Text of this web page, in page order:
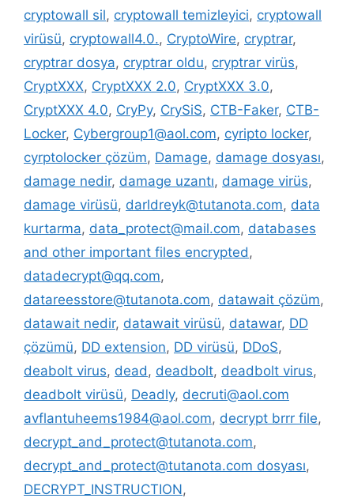
cryptowall sil, cryptowall temizleyici, cryptowall
virüsü, cryptowall4.0., CryptoWire, cryptrar,
cryptrar dosya, cryptrar oldu, cryptrar virüs,
CryptXXX, CryptXXX 2.0, CryptXXX 3.0,
CryptXXX 4.0, CryPy, CrySiS, CTB-Faker, CTB-
Locker, Cybergroup1@aol.com, cyripto locker,
cyrptolocker çözüm, Damage, damage dosyası,
damage nedir, damage uzantı, damage virüs,
damage virüsü, darldreyk@tutanota.com, data
kurtarma, data_protect@mail.com, databases
and other important files encrypted,
datadecrypt@qq.com,
datareesstore@tutanota.com, datawait çözüm,
datawait nedir, datawait virüsü, datawar, DD
çözümü, DD extension, DD virüsü, DDoS,
deabolt virus, dead, deadbolt, deadbolt virus,
deadbolt virüsü, Deadly, decruti@aol.com
avflantuheems1984@aol.com, decrypt brrr file,
decrypt_and_protect@tutanota.com,
decrypt_and_protect@tutanota.com dosyası,
DECRYPT_INSTRUCTION,